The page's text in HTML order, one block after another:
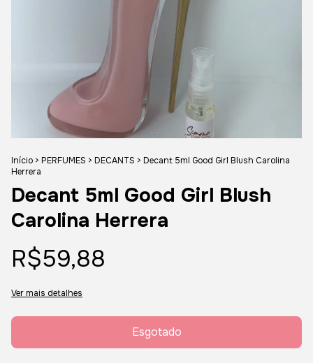
Início > PERFUMES > DECANTS > Decant 5ml Good Girl Blush Carolina
Herrera
Decant 5ml Good Girl Blush
Carolina Herrera
R$59,88
Ver mais detalhes